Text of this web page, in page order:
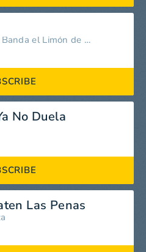
La Arrolladora Banda el Limón de René Camacho
No Duela
Las Penas